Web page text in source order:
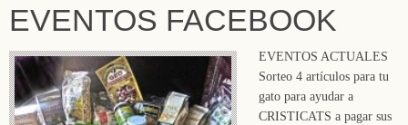
EVENTOS FACEBOOK
EVENTOS ACTUALES
Sorteo 4 artículos para tu
gato para ayudar a
CRISTICATS a pagar sus